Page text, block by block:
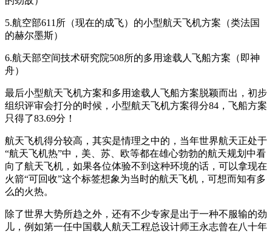
5.航空部611所（现在的成飞）的小型航天飞机方案（类法国
的赫尔墨斯）
6.航天部空间技术研究院508所的多用途载人飞船方案（即神
舟）
最后小型航天飞机方案和多用途载人飞船方案脱颖而出，初步
组织评审会打分的时候，小型航天飞机方案得分84，飞船方案
只得了83.69分！
航天飞机得分较高，其实是情理之中的，当年世界航天正处于
“航天飞机热”中，美、苏、欧等都在雄心勃勃的航天规划中看
向了航天飞机，如果各位体验不到这种环境的话，可以拿现在
火箭“可回收”这个标签想象为当时的航天飞机，可想而知有多
么的火热。
除了世界大势所趋之外，还有不少专家是出于一种不服输的劲
儿，例如第一任中国载人航天工程总设计师王永志曾在八十年